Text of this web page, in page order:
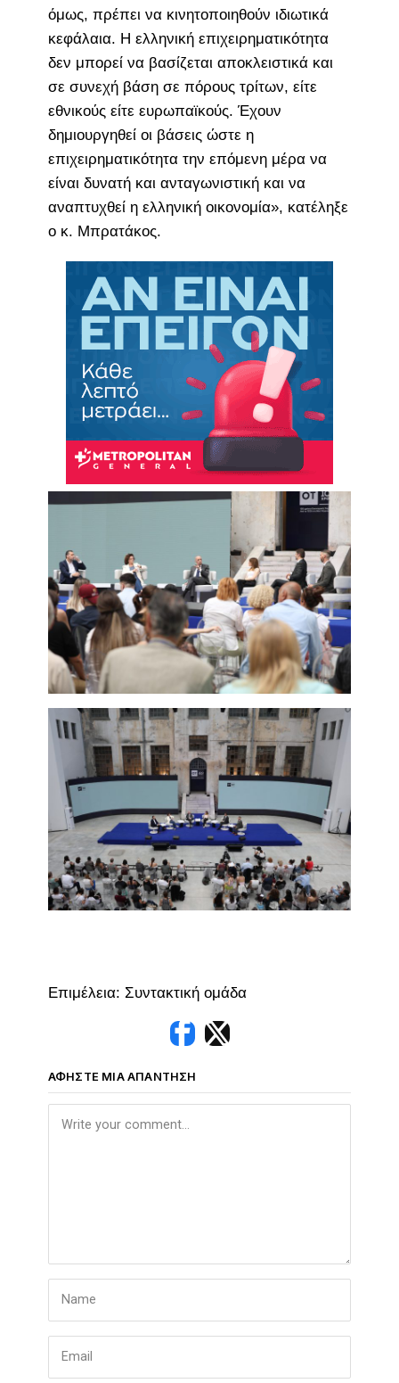
όμως, πρέπει να κινητοποιηθούν ιδιωτικά
κεφάλαια. Η ελληνική επιχειρηματικότητα
δεν μπορεί να βασίζεται αποκλειστικά και
σε συνεχή βάση σε πόρους τρίτων, είτε
εθνικούς είτε ευρωπαϊκούς. Έχουν
δημιουργηθεί οι βάσεις ώστε η
επιχειρηματικότητα την επόμενη μέρα να
είναι δυνατή και ανταγωνιστική και να
αναπτυχθεί η ελληνική οικονομία», κατέληξε
ο κ. Μπρατάκος.
Επιμέλεια: Συντακτική ομάδα
ΑΦΉΣΤΕ ΜΙΑ ΑΠΆΝΤΗΣΗ